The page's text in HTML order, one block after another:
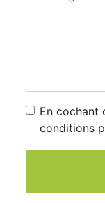
En cochant
conditions